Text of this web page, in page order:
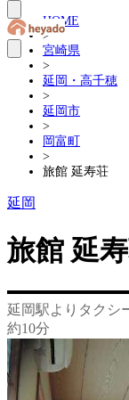
HOME
>
宮崎県
>
延岡・高千穂
>
延岡市
>
岡富町
>
旅館 延寿荘
延岡
旅館 延
延岡駅よりタクシ
約10分